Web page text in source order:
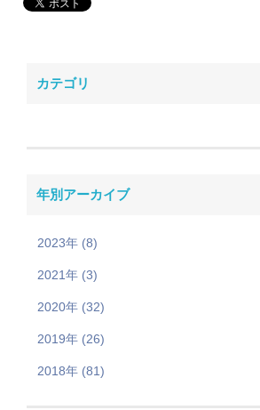
カテゴリ
年別アーカイブ
2023年 (8)
2021年 (3)
2020年 (32)
2019年 (26)
2018年 (81)